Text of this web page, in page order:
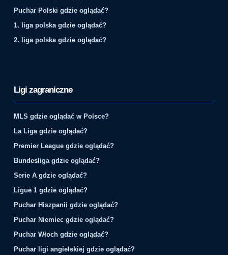
Puchar Polski gdzie oglądać?
1. liga polska gdzie oglądać?
2. liga polska gdzie oglądać?
Ligi zagraniczne
MLS gdzie oglądać w Polsce?
La Liga gdzie oglądać?
Premier League gdzie oglądać?
Bundesliga gdzie oglądać?
Serie A gdzie oglądać?
Ligue 1 gdzie oglądać?
Puchar Hiszpanii gdzie oglądać?
Puchar Niemiec gdzie oglądać?
Puchar Włoch gdzie oglądać?
Puchar ligi angielskiej gdzie oglądać?